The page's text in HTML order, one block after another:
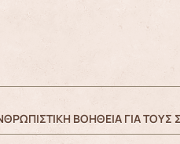
ΒΟΗΘΕΙΑ ΓΙΑ ΤΟΥΣ